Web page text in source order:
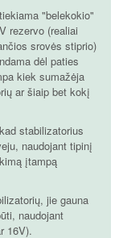
"belekokio"
rezervo (realiai
srovės stiprio)
dėl paties
kiek sumažėja
ar šiaip bet kokį
stabilizatorius
naudojant tipinį
įtampą
jie gauna
naudojant
16V).